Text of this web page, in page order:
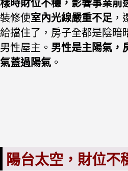
樣時財位不穩，影響事業前
裝修使室內光線嚴重不足 ，
給擋住了，房子全都是陰暗
男性屋主。 男性是主陽氣，
氣蓋過陽氣 。
陽台太空，財位不